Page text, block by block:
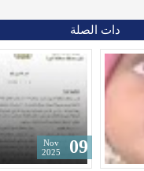
دات الصلة
09
Dec
2025